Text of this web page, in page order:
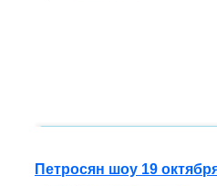
Петросян шоу 19